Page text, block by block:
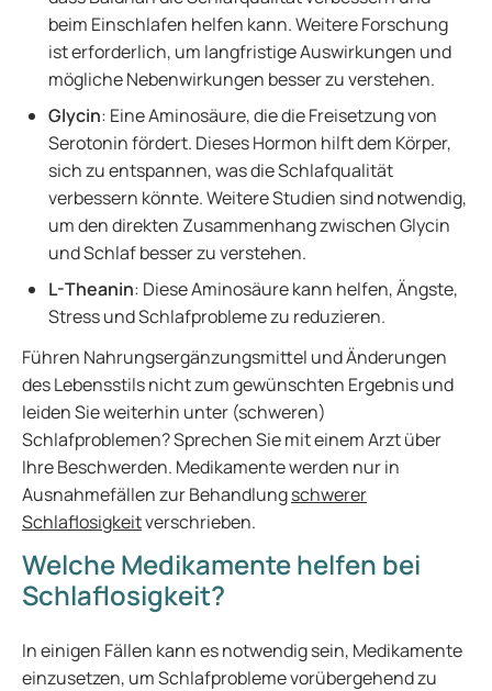
beim Einschlafen helfen kann. Weitere Forschung
ist erforderlich, um langfristige Auswirkungen und
mögliche Nebenwirkungen besser zu verstehen.
Glycin: Eine Aminosäure, die die Freisetzung von
Serotonin fördert. Dieses Hormon hilft dem Körper,
sich zu entspannen, was die Schlafqualität
verbessern könnte. Weitere Studien sind notwendig,
um den direkten Zusammenhang zwischen Glycin
und Schlaf besser zu verstehen.
L-Theanin: Diese Aminosäure kann helfen, Ängste,
Stress und Schlafprobleme zu reduzieren.
Führen Nahrungsergänzungsmittel und Änderungen
des Lebensstils nicht zum gewünschten Ergebnis und
leiden Sie weiterhin unter (schweren)
Schlafproblemen? Sprechen Sie mit einem Arzt über
Ihre Beschwerden. Medikamente werden nur in
Ausnahmefällen zur Behandlungschwerer
Schlaflosigkeitverschrieben.
Welche Medikamente helfen bei
Schlaflosigkeit?
In einigen Fällen kann es notwendig sein, Medikamente
einzusetzen, um Schlafprobleme vorübergehend zu